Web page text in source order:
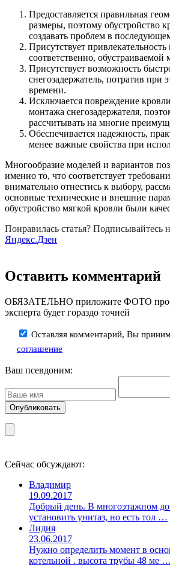
Предоставляется правильная
размеры, поэтому обустройство
создавать проблем в
Присутствует привлекательность
соответственно, обустраиваемой
Присутствует возможность
снегозадержатель, потратив при
времени.
Исключается повреждение
монтажа снегозадержателя,
рассчитывать на многие
Обеспечивается надежность,
менее важные свойства при
Многообразие моделей и вариантов
именно то, что соответствует
внимательно отнестись к выбору,
основные технические и внешние
обустройство мягкой кровли были
Понравилась статья? Подписывайтесь
Яндекс.Дзен
Оставить комментарий
ОБЯЗАТЕЛЬНО приложите ФОТО
эксперта будет гораздо точней
Оставляя комментарий, Вы
соглашение
Ваш псевдоним:
Сейчас обсуждают:
Владимир
19.09.2017
Добрый день. В многоэтажном
установить унитаз, но есть тол …
Лидия
23.06.2017
Нужно определить момент в
котельной . высота трубы 48 ме …